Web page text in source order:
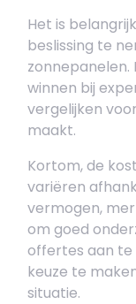
Het is
beslissing te
zonnepanelen.
winnen bij
vergelijken
maakt.
Kortom, de
variëren
vermogen,
om goed
offertes aan te
keuze te
situatie.